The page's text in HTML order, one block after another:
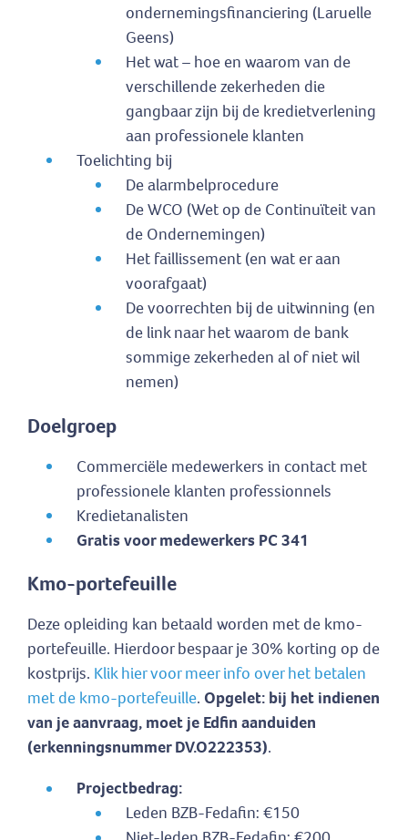
ondernemingsfinanciering (Laruelle
Geens)
Het wat – hoe en waarom van de
verschillende zekerheden die
gangbaar zijn bij de kredietverlening
aan professionele klanten
Toelichting bij
De alarmbelprocedure
De WCO (Wet op de Continuïteit van
de Ondernemingen)
Het faillissement (en wat er aan
voorafgaat)
De voorrechten bij de uitwinning (en
de link naar het waarom de bank
sommige zekerheden al of niet wil
nemen)
Doelgroep
Commerciële medewerkers in contact met
professionele klanten professionnels
Kredietanalisten
Gratis voor medewerkers PC 341
Kmo-portefeuille
Deze opleiding kan betaald worden met de kmo-
portefeuille. Hierdoor bespaar je 30% korting op de
kostprijs. Klik hier voor meer info over het betalen
met de kmo-portefeuille. Opgelet: bij het indienen
van je aanvraag, moet je Edfin aanduiden
(erkenningsnummer DV.O222353).
Projectbedrag:
Leden BZB-Fedafin: €150